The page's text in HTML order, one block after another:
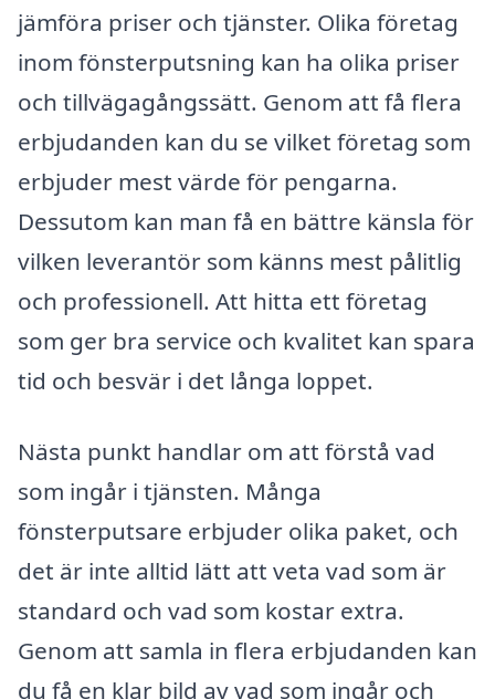
jämföra priser och tjänster. Olika företag
inom fönsterputsning kan ha olika priser
och tillvägagångssätt. Genom att få flera
erbjudanden kan du se vilket företag som
erbjuder mest värde för pengarna.
Dessutom kan man få en bättre känsla för
vilken leverantör som känns mest pålitlig
och professionell. Att hitta ett företag
som ger bra service och kvalitet kan spara
tid och besvär i det långa loppet.
Nästa punkt handlar om att förstå vad
som ingår i tjänsten. Många
fönsterputsare erbjuder olika paket, och
det är inte alltid lätt att veta vad som är
standard och vad som kostar extra.
Genom att samla in flera erbjudanden kan
du få en klar bild av vad som ingår och